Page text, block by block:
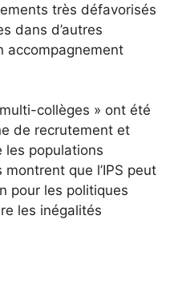
très défavorisés
dans d’autres
accompagnement
collèges » ont été
de recrutement et
les populations
que l’IPS peut
pour les politiques
les inégalités